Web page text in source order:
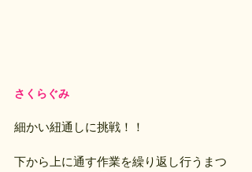
さくらぐみ
細かい紐通しに挑戦！！
下から上に通す作業を繰り返し行うまつ